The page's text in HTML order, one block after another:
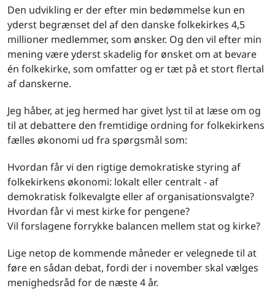
Den udvikling er der efter min bedømmelse kun en
yderst begrænset del af den danske folkekirkes 4,5
millioner medlemmer, som ønsker. Og den vil efter min
mening være yderst skadelig for ønsket om at bevare
én folkekirke, som omfatter og er tæt på et stort flertal
af danskerne.
Jeg håber, at jeg hermed har givet lyst til at læse om og
til at debattere den fremtidige ordning for folkekirkens
fælles økonomi ud fra spørgsmål som:
Hvordan får vi den rigtige demokratiske styring af
folkekirkens økonomi: lokalt eller centralt - af
demokratisk folkevalgte eller af organisationsvalgte?
Hvordan får vi mest kirke for pengene?
Vil forslagene forrykke balancen mellem stat og kirke?
Lige netop de kommende måneder er velegnede til at
føre en sådan debat, fordi der i november skal vælges
menighedsråd for de næste 4 år.